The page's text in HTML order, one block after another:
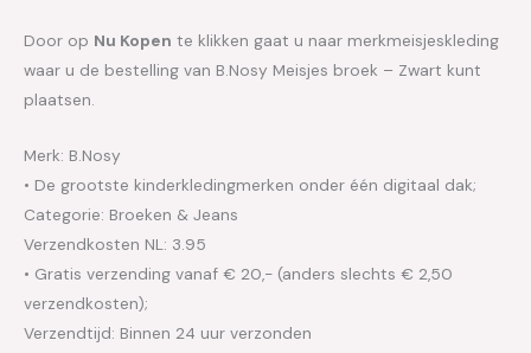
Door op Nu Kopen te klikken gaat u naar merkmeisjeskleding
waar u de bestelling van B.Nosy Meisjes broek – Zwart kunt
plaatsen.
Merk: B.Nosy
• De grootste kinderkledingmerken onder één digitaal dak;
Categorie: Broeken & Jeans
Verzendkosten NL: 3.95
• Gratis verzending vanaf € 20,- (anders slechts € 2,50
verzendkosten);
Verzendtijd: Binnen 24 uur verzonden